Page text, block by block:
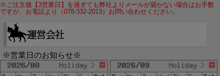
※ご注文後【3営業日】を過ぎても弊社よりメールが届かない場合はお手数
ですが、お電話より（078-332-2013）お問い合わせください。
※営業日のお知らせ※